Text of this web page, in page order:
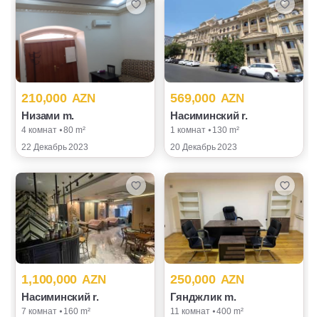
210,000 AZN
Низами m.
4 комнат ⦁ 80 m²
22 Декабрь 2023
569,000 AZN
Насиминский r.
1 комнат ⦁ 130 m²
20 Декабрь 2023
1,100,000 AZN
Насиминский r.
7 комнат ⦁ 160 m²
250,000 AZN
Гянджлик m.
11 комнат ⦁ 400 m²